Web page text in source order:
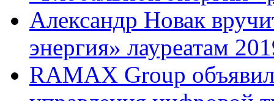
Александр Новак
энергия» лауреатам
RAMAX Group